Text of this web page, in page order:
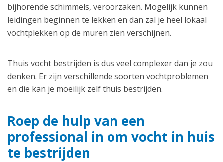
bijhorende schimmels, veroorzaken. Mogelijk kunnen
leidingen beginnen te lekken en dan zal je heel lokaal
vochtplekken op de muren zien verschijnen.
Thuis vocht bestrijden is dus veel complexer dan je zou
denken. Er zijn verschillende soorten vochtproblemen
en die kan je moeilijk zelf thuis bestrijden.
Roep de hulp van een
professional in om vocht in huis
te bestrijden